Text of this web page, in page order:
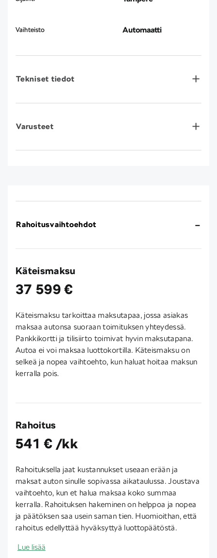
Vaihteisto Automaatti
Tekniset tiedot
Varusteet
Rahoitusvaihtoehdot
Käteismaksu
37 599 €
Käteismaksu tarkoittaa maksutapaa, jossa asiakas
maksaa autonsa suoraan toimituksen yhteydessä.
Pankkikortti ja tilisiirto toimivat hyvin maksutapana.
Autoa ei voi maksaa luottokortilla. Käteismaksu on
selkeä ja nopea vaihtoehto, kun haluat hoitaa maksun
kerralla pois.
Rahoitus
541 € /kk
Rahoituksella jaat kustannukset useaan erään ja
maksat auton sinulle sopivassa aikataulussa. Joustava
vaihtoehto, kun et halua maksaa koko summaa
kerralla. Rahoituksen hakeminen on helppoa ja nopea
ja päätöksen saa usein saman tien. Huomioithan, että
rahoitus edellyttää hyväksyttyä luottopäätöstä.
Lue lisää